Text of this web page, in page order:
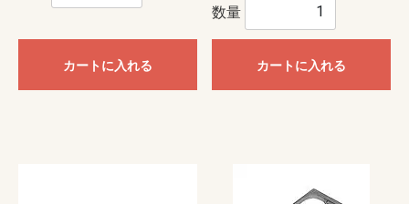
カートに入れる
数量
カートに入れる